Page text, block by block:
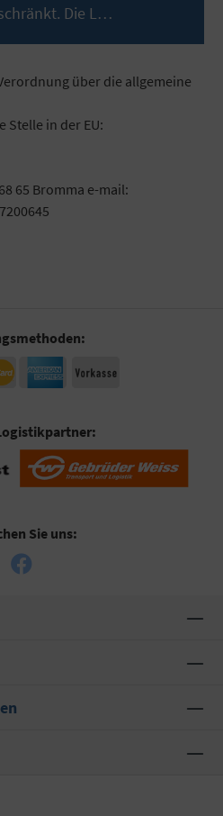
Die L…
über die allgemeine
Stelle in der EU:
65 Bromma e-mail:
Sie uns: